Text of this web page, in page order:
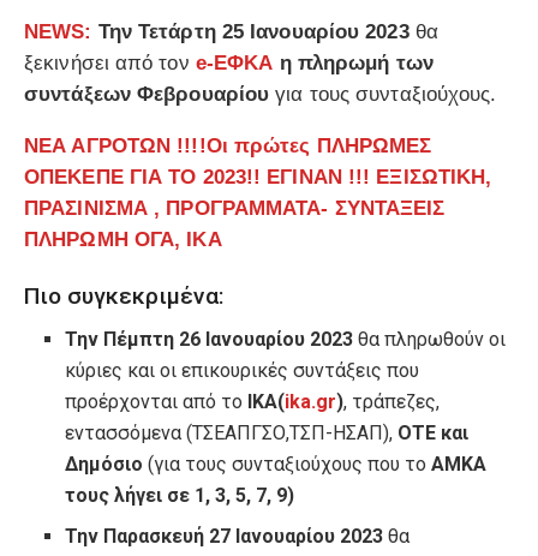
NEWS: Την Τετάρτη 25 Ιανουαρίου 2023θα
ξεκινήσει από τον e-ΕΦΚΑ η πληρωμή των
συντάξεων Φεβρουαρίου για τους συνταξιούχους.
ΝΕΑ ΑΓΡΟΤΩΝ !!!!Οι πρώτες ΠΛΗΡΩΜΕΣ
ΟΠΕΚΕΠΕ ΓΙΑ ΤΟ 2023!! ΕΓΙΝΑΝ !!! ΕΞΙΣΩΤΙΚΗ,
ΠΡΑΣΙΝΙΣΜΑ , ΠΡΟΓΡΑΜΜΑΤΑ- ΣΥΝΤΑΞΕΙΣ
ΠΛΗΡΩΜΗ ΟΓΑ, ΙΚΑ
Πιο συγκεκριμένα:
Την Πέμπτη 26 Ιανουαρίου 2023 θα πληρωθούν οι
κύριες και οι επικουρικές συντάξεις που
προέρχονται από το
ΙΚΑ(ika.gr), τράπεζες,
εντασσόμενα (ΤΣΕΑΠΓΣΟ,ΤΣΠ-ΗΣΑΠ), ΟΤΕ και
Δημόσιο (για τους συνταξιούχους που τοΑΜΚΑ
τους λήγει σε 1, 3, 5, 7, 9)
Την Παρασκευή 27 Ιανουαρίου 2023 θα